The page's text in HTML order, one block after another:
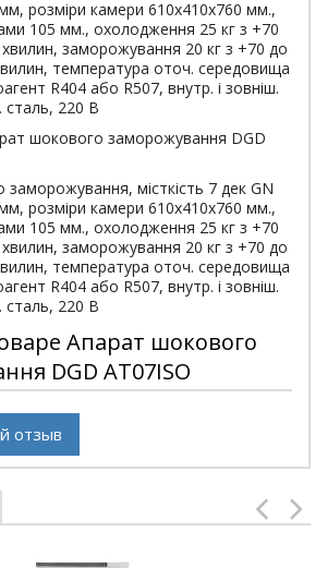
розміри камери 610х410х760 мм.,
105 мм., охолодження 25 кг з +70
заморожування 20 кг з +70 до
температура оточ. середовища
R404 або R507, внутр. і зовніш.
сталь, 220 В
шокового заморожування DGD
місткість 7 дек GN
розміри камери 610х410х760 мм.,
105 мм., охолодження 25 кг з +70
заморожування 20 кг з +70 до
температура оточ. середовища
R404 або R507, внутр. і зовніш.
сталь, 220 В
Апарат шокового
DGD AT07ISO
отзыв